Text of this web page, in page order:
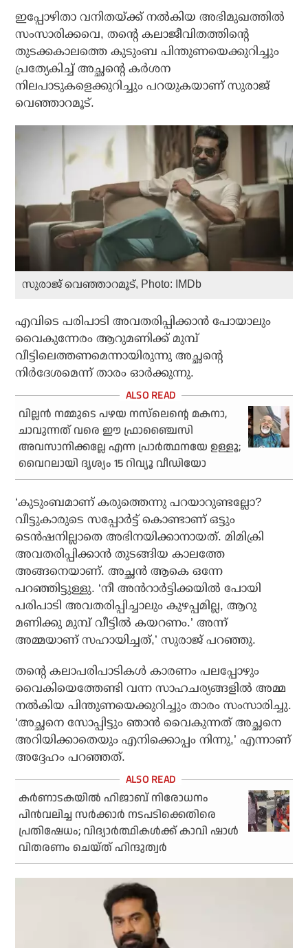
ഇപ്പോഴിതാ വനിതയ്ക്ക് നൽകിയ അഭിമുഖത്തിൽ
സംസാരിക്കവെ, തന്റെ കലാജീവിതത്തിന്റെ
തുടക്കകാലത്തെ കുടുംബ പിന്തുണയെക്കുറിച്ചും
പ്രത്യേകിച്ച് അച്ഛന്റെ കർശന
നിലപാടുകളെക്കുറിച്ചും പറയുകയാണ് സുരാജ്
വെഞ്ഞാറമൂട്.
സുരാജ് വെഞ്ഞാറമൂട്, Photo: IMDb
എവിടെ പരിപാടി അവതരിപ്പിക്കാൻ പോയാലും
വൈകുന്നേരം ആറുമണിക്ക് മുമ്പ്
വീട്ടിലെത്തണമെന്നായിരുന്നു അച്ഛന്റെ
നിർദേശമെന്ന് താരം ഓർക്കുന്നു.
വില്ലന്‍ നമ്മുടെ പഴയ നസ്‌ലെന്റെ മകനാ,
ചാവുന്നത് വരെ ഈ ഫ്രാഞ്ചൈസി
അവസാനിക്കല്ലേ എന്ന പ്രാര്‍ത്ഥനയേ ഉള്ളൂ;
വൈറലായി ദൃശ്യം 15 റിവ്യൂ വീഡിയോ
‘കുടുംബമാണ് കരുത്തെന്നു പറയാറുണ്ടല്ലോ?
വീട്ടുകാരുടെ സപ്പോർട്ട് കൊണ്ടാണ് ഒട്ടും
ടെൻഷനില്ലാതെ അഭിനയിക്കാനായത്. മിമിക്രി
അവതരിപ്പിക്കാൻ തുടങ്ങിയ കാലത്തേ
അങ്ങനെയാണ്. അച്ഛൻ ആകെ ഒന്നേ
പറഞ്ഞിട്ടുള്ളു. ‘നീ അൻറാർട്ടിക്കയിൽ പോയി
പരിപാടി അവതരിപ്പിച്ചാലും കുഴപ്പമില്ല, ആറു
മണിക്കു മുമ്പ് വീട്ടിൽ കയറണം.’ അന്ന്
അമ്മയാണ് സഹായിച്ചത്,’ സുരാജ് പറഞ്ഞു.
തന്റെ കലാപരിപാടികൾ കാരണം പലപ്പോഴും
വൈകിയെത്തേണ്ടി വന്ന സാഹചര്യങ്ങളിൽ അമ്മ
നൽകിയ പിന്തുണയെക്കുറിച്ചും താരം സംസാരിച്ചു.
‘അച്ഛനെ സോപ്പിട്ടും ഞാൻ വൈകുന്നത് അച്ഛനെ
അറിയിക്കാതെയും എനിക്കൊപ്പം നിന്നു,’ എന്നാണ്
അദ്ദേഹം പറഞ്ഞത്.
കര്‍ണാടകയില്‍ ഹിജാബ് നിരോധനം
പിന്‍വലിച്ച സര്‍ക്കാര്‍ നടപടിക്കെതിരെ
പ്രതിഷേധം; വിദ്യാര്‍ത്ഥികള്‍ക്ക് കാവി ഷാള്‍
വിതരണം ചെയ്ത് ഹിന്ദുത്വര്‍